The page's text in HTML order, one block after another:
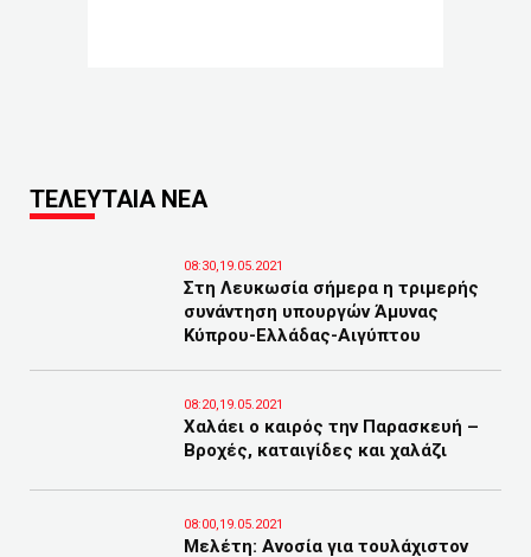
ΤΕΛΕΥΤΑΙΑ ΝΕΑ
08:30,19.05.2021
Στη Λευκωσία σήμερα η τριμερής
συνάντηση υπουργών Άμυνας
Κύπρου-Ελλάδας-Αιγύπτου
08:20,19.05.2021
Χαλάει ο καιρός την Παρασκευή –
Βροχές, καταιγίδες και χαλάζι
08:00,19.05.2021
Μελέτη: Ανοσία για τουλάχιστον